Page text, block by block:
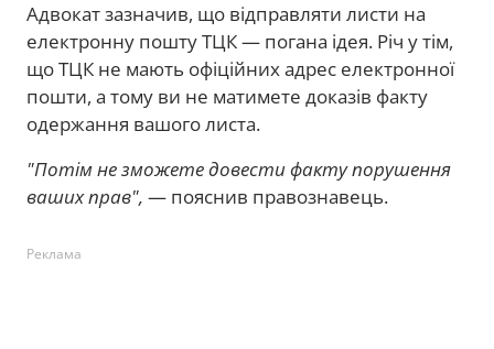
Адвокат зазначив, що відправляти листи на
електронну пошту ТЦК — погана ідея. Річ у тім,
що ТЦК не мають офіційних адрес електронної
пошти, а тому ви не матимете доказів факту
одержання вашого листа.
"Потім не зможете довести факту порушення
ваших прав", — пояснив правознавець.
Реклама